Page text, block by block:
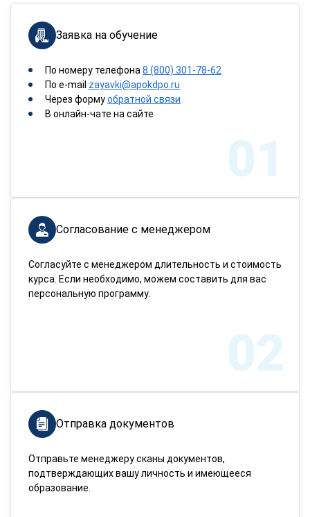
Заявка на обучение
По номеру телефона 8 (800) 301-78-62
По e-mail zayavki@apokdpo.ru
Через формуобратной связи
В онлайн-чате на сайте
01
Согласование с менеджером
Согласуйте с менеджером длительность и стоимость
курса. Если необходимо, можем составить для вас
персональную программу.
02
Отправка документов
Отправьте менеджеру сканы документов,
подтверждающих вашу личность и имеющееся
образование.